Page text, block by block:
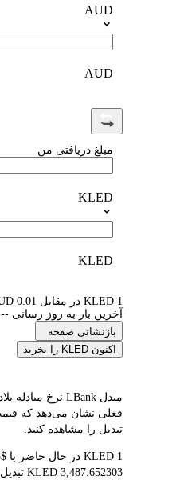
AUD
AUD
مبلغ دریافتی من
KLED
KLED
1 KLED در مقابل 0.01 AUD
آخرین بار به روز رسانی --
بازنشانی صفحه
اکنون KLED را بخرید
تبدیل را مشاهده کنید.
3,487.652303 KLED تبدیل کرد. این نتایج تبدیل شامل هزینه‌های پلتفرم یا هزینه‌های ماینر نمی‌شود.